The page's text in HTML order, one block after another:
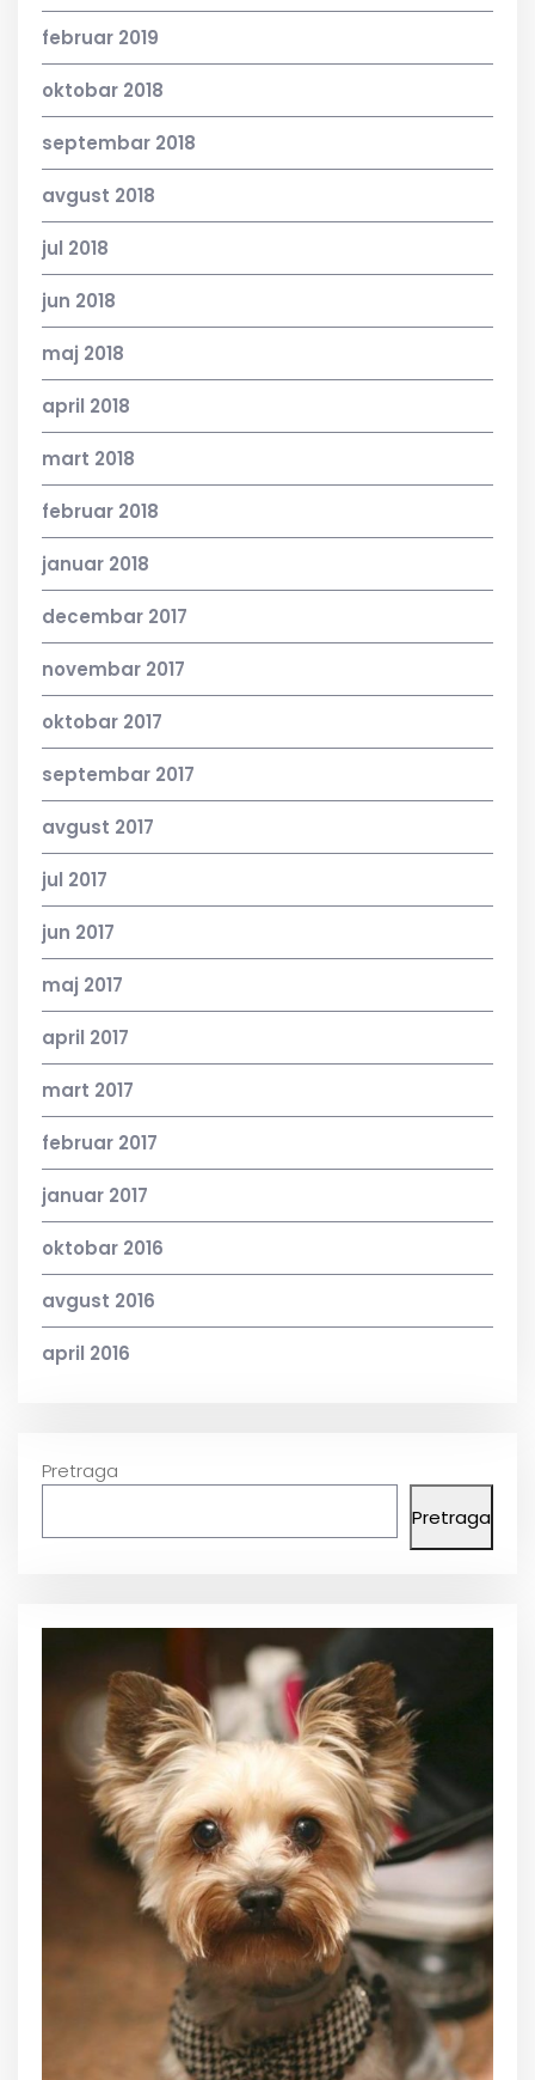
februar 2019
oktobar 2018
septembar 2018
avgust 2018
jul 2018
jun 2018
maj 2018
april 2018
mart 2018
februar 2018
januar 2018
decembar 2017
novembar 2017
oktobar 2017
septembar 2017
avgust 2017
jul 2017
jun 2017
maj 2017
april 2017
mart 2017
februar 2017
januar 2017
oktobar 2016
avgust 2016
april 2016
Pretraga
Pretraga